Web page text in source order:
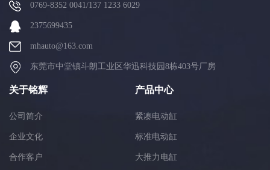
0769-8352 0041/137 1233 6029
2375699435
mhauto@163.com
东莞市中堂镇斗朗工业区华迅科技园8栋403号厂房
关于铭辉
公司简介
企业文化
合作客户
产品中心
紧凑电动缸
标准电动缸
大推力电缸